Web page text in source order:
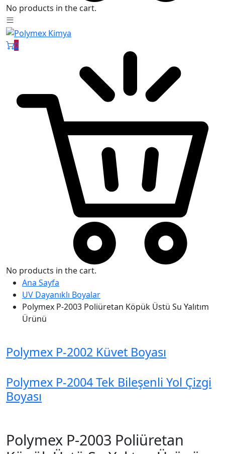
No products in the cart.
0
No products in the cart.
Ana Sayfa
UV Dayanıklı Boyalar
Polymex P-2003 Poliüretan Köpük Üstü Su Yalıtım
Ürünü
Polymex P-2002 Küvet Boyası
Polymex P-2004 Tek Bileşenli Yol Çizgi
Boyası
Polymex P-2003 Poliüretan